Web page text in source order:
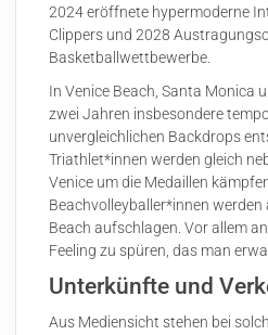
2024 eröffnete hypermoderne
Clippers und 2028
Basketballwettbewerbe.
In Venice Beach, Santa Monica
zwei Jahren insbesondere
unvergleichlichen Backdrops
Triathlet*innen werden gleich
Venice um die Medaillen
Beachvolleyballer*innen werden
Beach aufschlagen. Vor allem
Feeling zu spüren, das man
Unterkünfte und
Aus Mediensicht stehen bei